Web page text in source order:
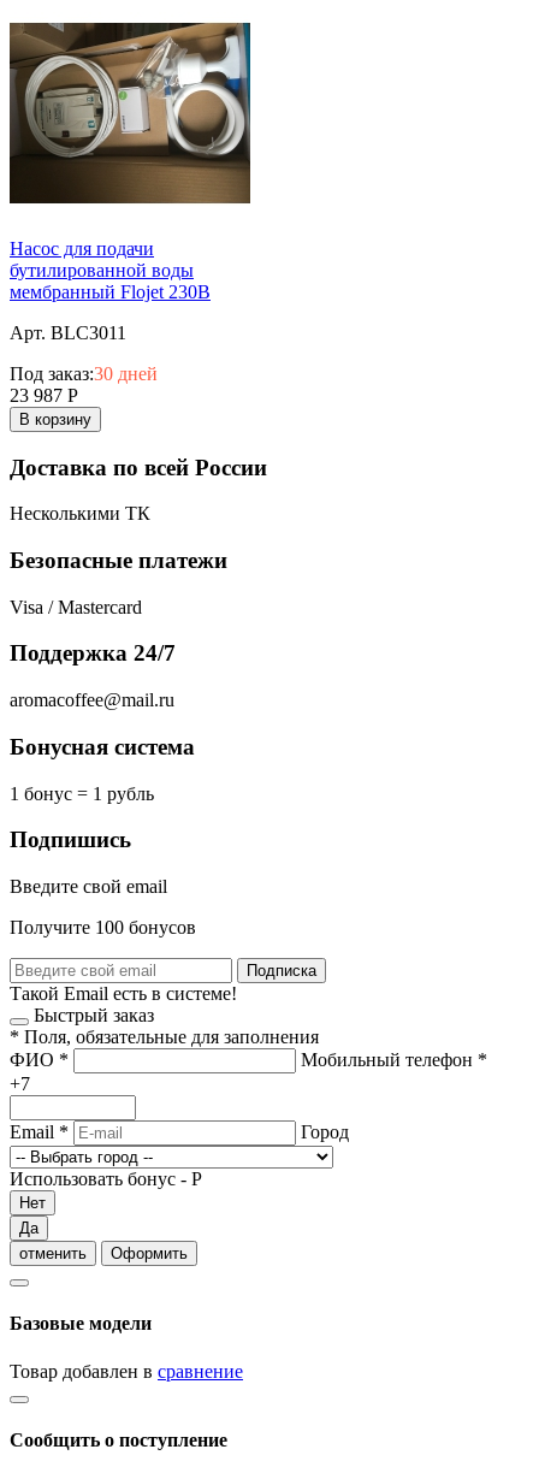
Насос для подачи
бутилированной воды
мембранный Flojet 230В
Арт. BLC3011
Под заказ:30 дней
23 987 Р
В корзину
Доставка по всей России
Несколькими ТК
Безопасные платежи
Visa / Mastercard
Поддержка 24/7
aromacoffee@mail.ru
Бонусная система
1 бонус = 1 рубль
Подпишись
Введите свой email
Получите 100 бонусов
Подписка
Такой Email есть в системе!
Быстрый заказ
* Поля, обязательные для заполнения
ФИО * Мобильный телефон *
+7
Email * Город
Использовать бонус - Р
Нет
Да
отменить
Оформить
Базовые модели
Товар добавлен в сравнение
Сообщить о поступление